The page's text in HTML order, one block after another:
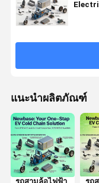
แนะนำผลิตภัณฑ์